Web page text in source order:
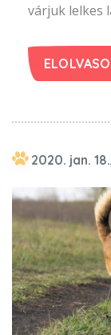
várjuk lelkes
2020. jan.